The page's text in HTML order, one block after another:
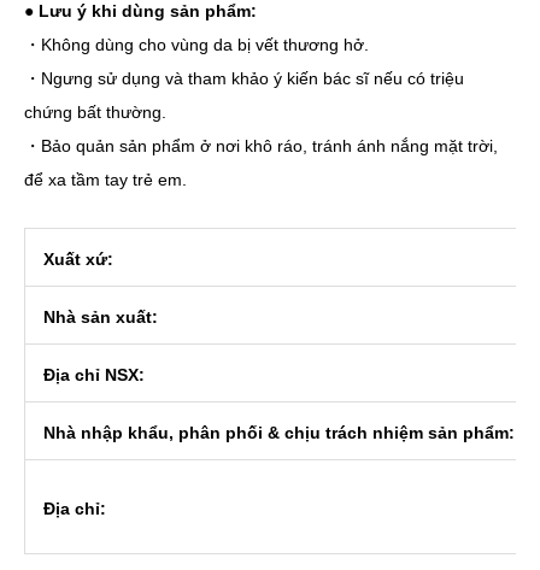
● Lưu ý khi dùng sản phẩm:
・Không dùng cho vùng da bị vết thương hở.
・Ngưng sử dụng và tham khảo ý kiến bác sĩ nếu có triệu
chứng bất thường.
・Bảo quản sản phẩm ở nơi khô ráo, tránh ánh nắng mặt trời,
để xa tầm tay trẻ em.
Xuất xứ:
Nhà sản xuất:
Địa chỉ NSX:
Nhà nhập khẩu, phân phối & chịu trách nhiệm sản phẩm:
Địa chỉ: